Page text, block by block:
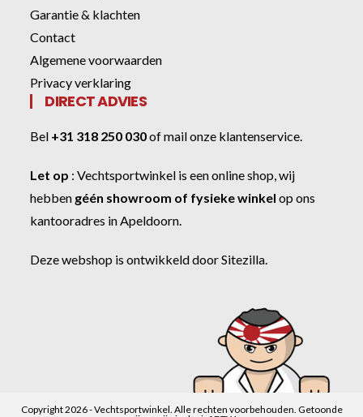
Garantie & klachten
Contact
Algemene voorwaarden
Privacy verklaring
DIRECT ADVIES
Bel +31 318 250 030ofmail onze klantenservice
Let op :Vechtsportwinkel is een online shop, wij
hebben géén showroom of fysieke winkel op ons
kantooradres in Apeldoorn.
Deze webshop is ontwikkeld doorSitezilla
Copyright 2026 - Vechtsportwinkel. Alle rechten voorbehouden. Getoonde